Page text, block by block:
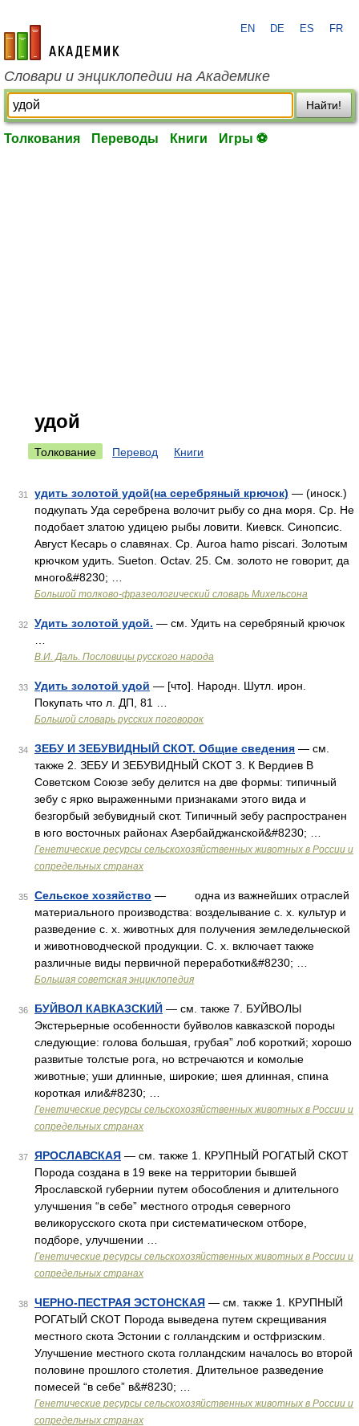
academic.ru
EN DE ES FR
Словари и энциклопедии на Академике
Найти!
Толкования Переводы Книги Игры ⚽
удой
Толкование Перевод Книги
31 удить золотой удой(на серебряный крючок) — (иноск.)
подкупать Уда серебрена волочит рыбу со дна моря. Ср. Не
подобает златою удицею рыбы ловити. Киевск. Синопсис.
Август Кесарь о славянах. Ср. Auroa hamo piscari. Золотым
крючком удить. Sueton. Octav. 25. См. золото не говорит, да
много&#8230; …
Большой толково-фразеологический словарь Михельсона
32 Удить золотой удой. — см. Удить на серебряный крючок
В.И. Даль. Пословицы русского народа
33 Удить золотой удой — [что]. Народн. Шутл. ирон.
Покупать что л. ДП, 81 …
Большой словарь русских поговорок
34 ЗЕБУ И ЗЕБУВИДНЫЙ СКОТ. Общие сведения — см.
также 2. ЗЕБУ И ЗЕБУВИДНЫЙ СКОТ 3. К Вердиев В
Советском Союзе зебу делится на две формы: типичный
зебу с ярко выраженными признаками этого вида и
безгорбый зебувидный скот. Типичный зебу распространен
в юго восточных районах Азербайджанской&#8230; …
Генетические ресурсы сельскохозяйственных животных в России и
сопредельных странах
35 Сельское хозяйство — одна из важнейших отраслей
материального производства: возделывание с. х. культур и
разведение с. х. животных для получения земледельческой
и животноводческой продукции. С. х. включает также
различные виды первичной переработки&#8230; …
Большая советская энциклопедия
36 БУЙВОЛ КАВКАЗСКИЙ — см. также 7. БУЙВОЛЫ
Экстерьерные особенности буйволов кавказской породы
следующие: голова большая, грубая” лоб короткий; хорошо
развитые толстые рога, но встречаются и комолые
животные; уши длинные, широкие; шея длинная, спина
короткая или&#8230; …
Генетические ресурсы сельскохозяйственных животных в России и
сопредельных странах
37 ЯРОСЛАВСКАЯ — см. также 1. КРУПНЫЙ РОГАТЫЙ СКОТ
Порода создана в 19 веке на территории бывшей
Ярославской губернии путем обособления и длительного
улучшения “в себе” местного отродья северного
великорусского скота при систематическом отборе,
подборе, улучшении …
Генетические ресурсы сельскохозяйственных животных в России и
сопредельных странах
38 ЧЕРНО-ПЕСТРАЯ ЭСТОНСКАЯ — см. также 1. КРУПНЫЙ
РОГАТЫЙ СКОТ Порода выведена путем скрещивания
местного скота Эстонии с голландским и остфризским.
Улучшение местного скота голландским началось во второй
половине прошлого столетия. Длительное разведение
помесей “в себе” в&#8230; …
Генетические ресурсы сельскохозяйственных животных в России и
сопредельных странах